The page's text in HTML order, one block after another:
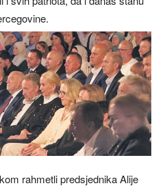
rahmetli predsjednika Alije